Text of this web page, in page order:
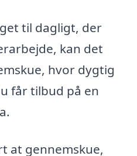
til dagligt, der
kan det
hvor dygtig
får tilbud på en
at gennemskue,